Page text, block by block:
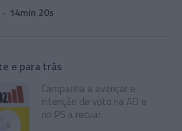
14min 20s
e para trás
Campanha a avançar e
intenção de voto na AD e
no PS a recuar.